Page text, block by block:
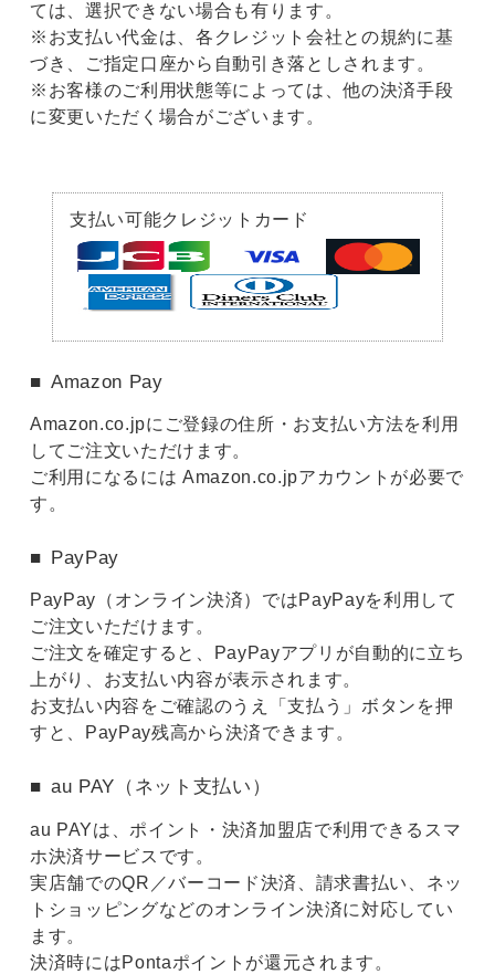
ては、選択できない場合も有ります。
※お支払い代金は、各クレジット会社との規約に基
づき、ご指定口座から自動引き落としされます。
※お客様のご利用状態等によっては、他の決済手段
に変更いただく場合がございます。
支払い可能クレジットカード
Amazon Pay
Amazon.co.jpにご登録の住所・お支払い方法を利用
してご注文いただけます。
ご利用になるには Amazon.co.jpアカウントが必要で
す。
PayPay
PayPay（オンライン決済）ではPayPayを利用して
ご注文いただけます。
ご注文を確定すると、PayPayアプリが自動的に立ち
上がり、お支払い内容が表示されます。
お支払い内容をご確認のうえ「支払う」ボタンを押
すと、PayPay残高から決済できます。
au PAY（ネット支払い）
au PAYは、ポイント・決済加盟店で利用できるスマ
ホ決済サービスです。
実店舗でのQR／バーコード決済、請求書払い、ネッ
トショッピングなどのオンライン決済に対応してい
ます。
決済時にはPontaポイントが還元されます。